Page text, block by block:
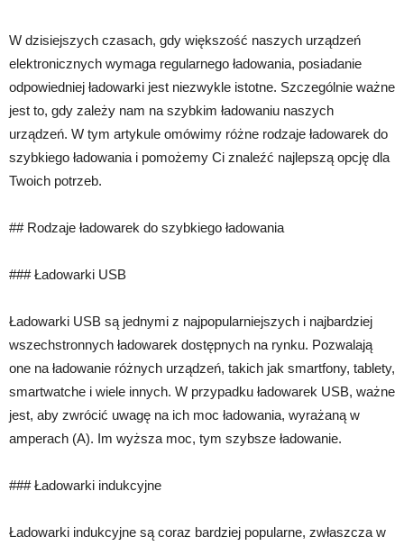
W dzisiejszych czasach, gdy większość naszych urządzeń
elektronicznych wymaga regularnego ładowania, posiadanie
odpowiedniej ładowarki jest niezwykle istotne. Szczególnie ważne
jest to, gdy zależy nam na szybkim ładowaniu naszych
urządzeń. W tym artykule omówimy różne rodzaje ładowarek do
szybkiego ładowania i pomożemy Ci znaleźć najlepszą opcję dla
Twoich potrzeb.
## Rodzaje ładowarek do szybkiego ładowania
### Ładowarki USB
Ładowarki USB są jednymi z najpopularniejszych i najbardziej
wszechstronnych ładowarek dostępnych na rynku. Pozwalają
one na ładowanie różnych urządzeń, takich jak smartfony, tablety,
smartwatche i wiele innych. W przypadku ładowarek USB, ważne
jest, aby zwrócić uwagę na ich moc ładowania, wyrażaną w
amperach (A). Im wyższa moc, tym szybsze ładowanie.
### Ładowarki indukcyjne
Ładowarki indukcyjne są coraz bardziej popularne, zwłaszcza w